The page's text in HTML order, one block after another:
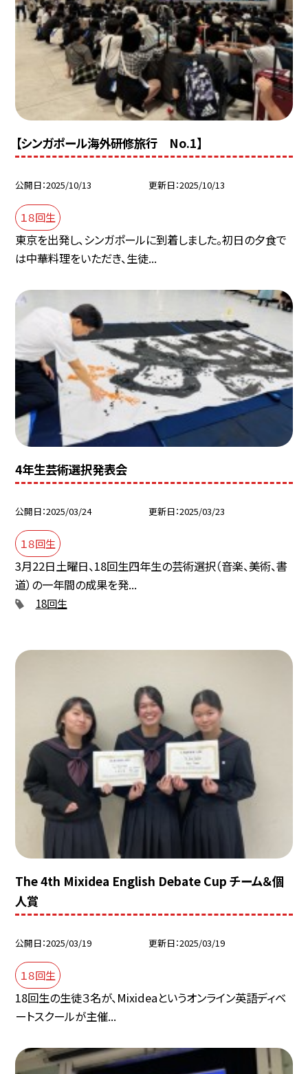
【シンガポール海外研修旅行 No.1】
公開日 2025/10/13 更新日 2025/10/13
１８回生
東京を出発し、シンガポールに到着しました。初日の夕食で
は中華料理をいただき、生徒...
4年生芸術選択発表会
公開日 2025/03/24 更新日 2025/03/23
１８回生
3月22日土曜日、18回生四年生の芸術選択（音楽、美術、書
道）の一年間の成果を発...
18回生
The 4th Mixidea English Debate Cup チーム＆個
人賞
公開日 2025/03/19 更新日 2025/03/19
１８回生
18回生の生徒３名が、Mixideaというオンライン英語ディベ
ートスクールが主催...